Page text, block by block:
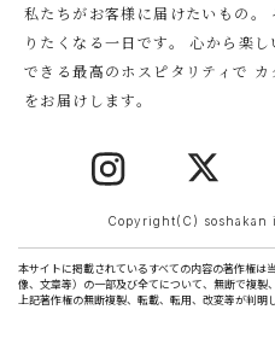
私たちがお客様に届けたいもの。
りたくなる一日です。
心から楽し
できる最高のホスピタリティで カ
をお届けします。
Copyright(C) soshakan
本サイトに掲載されているすべての内容の著作権は
像、文章等）の一部及び全てについて、無断で複製
上記著作権の無断複製、転載、転用、改変等が判明